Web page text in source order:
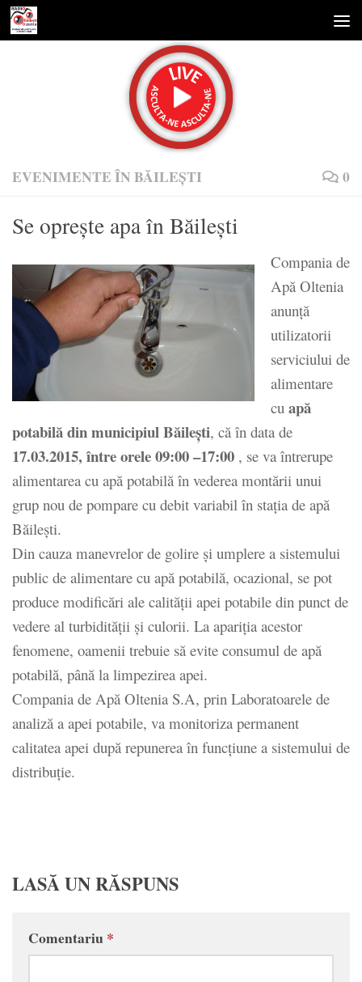
Skip to content
EVENIMENTE ÎN BĂILEȘTI 0
Se opreşte apa în Băileşti
Compania de
Apă Oltenia
anunță
utilizatorii
serviciului de
alimentare
cu apă
potabilă din municipiul Băilești, că în data de
17.03.2015, între orele 09:00 –17:00 , se va întrerupe
alimentarea cu apă potabilă în vederea montării unui
grup nou de pompare cu debit variabil în stația de apă
Băilești.
Din cauza manevrelor de golire şi umplere a sistemului
public de alimentare cu apă potabilă, ocazional, se pot
produce modificări ale calităţii apei potabile din punct de
vedere al turbidităţii şi culorii. La apariţia acestor
fenomene, oamenii trebuie să evite consumul de apă
potabilă, până la limpezirea apei.
Compania de Apă Oltenia S.A, prin Laboratoarele de
analiză a apei potabile, va monitoriza permanent
calitatea apei după repunerea în funcţiune a sistemului de
distribuţie.
LASĂ UN RĂSPUNS
Comentariu*